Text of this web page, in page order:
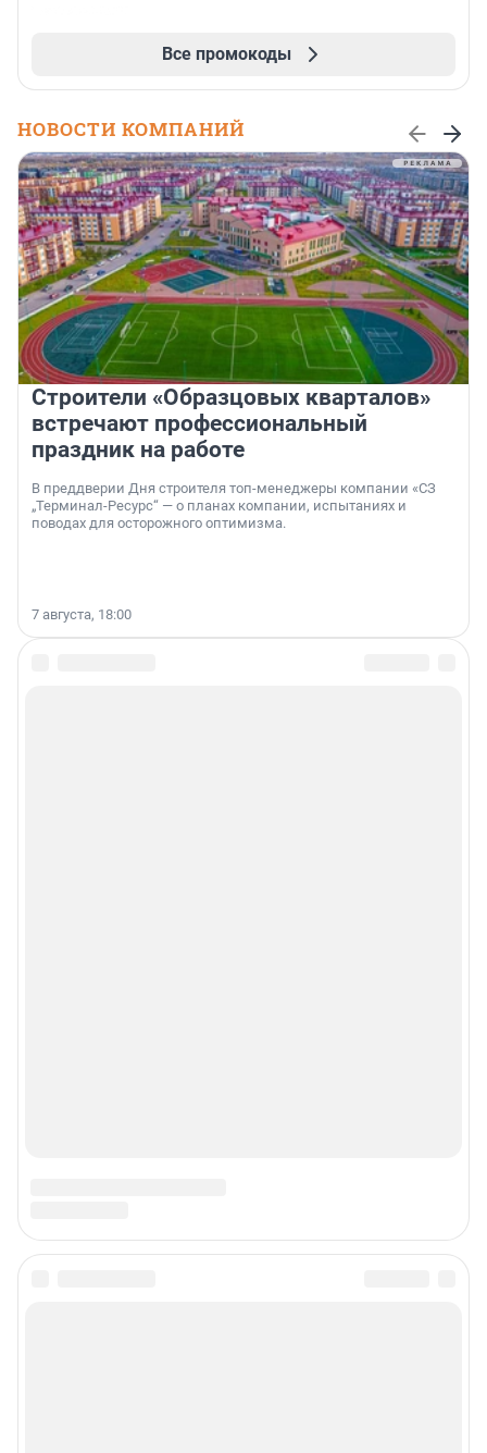
Все промокоды
НОВОСТИ КОМПАНИЙ
Строители «Образцовых кварталов»
встречают профессиональный
праздник на работе
В преддверии Дня строителя топ-менеджеры компании «СЗ
„Терминал-Ресурс“ — о планах компании, испытаниях и
поводах для осторожного оптимизма.
7 августа, 18:00